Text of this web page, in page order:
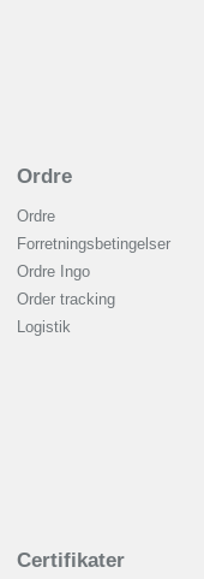
Ordre
Ordre
Forretningsbetingelser
Ordre Ingo
Order tracking
Logistik
Certifikater